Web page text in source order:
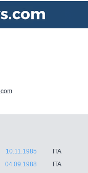
10.11.1985
ITA
04.09.1988
ITA